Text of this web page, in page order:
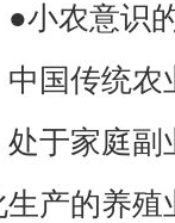
农意识
传统农业
处于家庭
生产的养殖